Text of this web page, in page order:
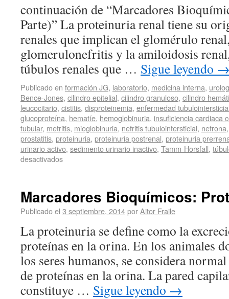
continuación de “Marcadores
Parte)” La proteinuria renal tiene su
renales que implican el glomérulo
glomerulonefritis y la amiloidosis
túbulos renales que … Sigue leyendo
Publicado en formación JG, laboratorio, medicina interna,
Bence-Jones, cilindro epitelial, cilindro granuloso, cilindro
leucocitario, cistitis, disproteinemia, enfermedad
glucoproteína, hematíe, hemoglobinuria, insuficiencia cardiaca
tubular, metritis, mioglobinuria, nefritis tubulointersticial, nefrona
prostatitis, proteinuria, proteinuria postrenal, proteinuria
urinario activo, sedimento urinario inactivo, Tamm-Horsfall,
desactivados
Marcadores Bioquímicos:
Publicado el 3 septiembre, 2014porAitor Fraile
La proteinuria se define como la
proteínas en la orina. En los animales
los seres humanos, se considera
de proteínas en la orina. La pared
constituye … Sigue leyendo →